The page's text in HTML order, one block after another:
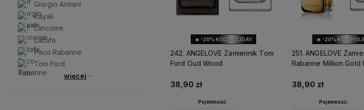
Giorgio Armani
Kayali
Lancome
Lattafa
Paco Rabanne
Tom Ford
więcej
🔥 -20% KOD: HOLIDAY
242. ANGELOVE Zamiennik Tom
Ford Oud Wood
38,90 zł
Pojemność:
🔥 -20% KOD:
251. ANGELOVE
Rabanne Million Gold
38,90 zł
Pojemność: